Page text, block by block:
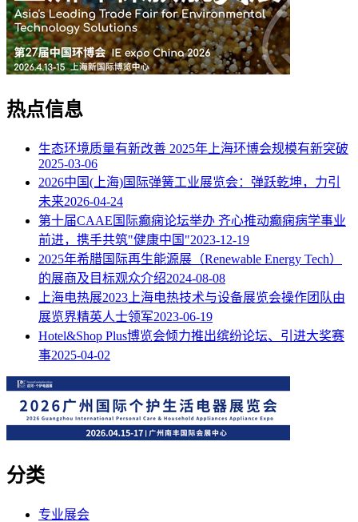
热点信息
生态环境质量有新改善 2025年上海环博会规模有新突破
2025-03-06
2026中国(上海)国际弹簧工业展览会：弹跃乾坤，力引
未来2026-04-24
第十届CAAE国际癫痫论坛举办 齐心推动癫痫病学事业
前进，携手共筑"健康中国"2023-12-19
2025年希腊国际再生能源展（Renewable Energy Tech）
的展商及目标观众介绍2024-08-08
上海电热展2023上海电热技术与设备展览会操作团队由
展览界精英人士领军2023-06-19
Hotel&Shop Plus博览会倾力推出缤纷论坛、引进大奖赛
事2025-04-02
分类
专业展会